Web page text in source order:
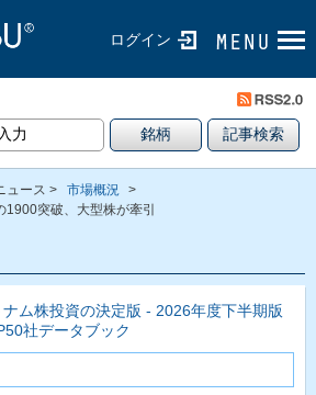
ログイン
ュース > 市場概況
>
突破、大型株が牽引
ナム株投資の決定版 - 2026年度下半期版
社データブック